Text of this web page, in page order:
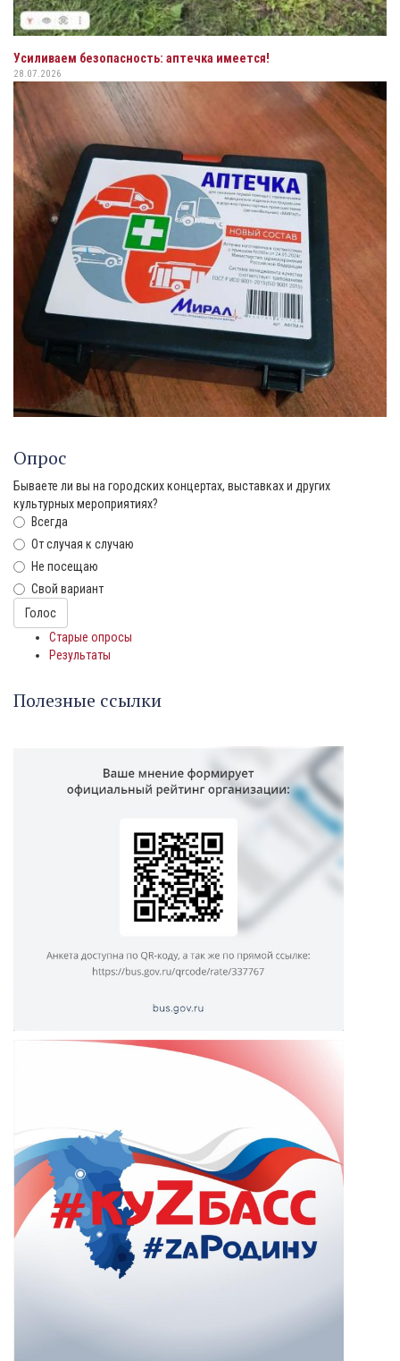
Усиливаем безопасность: аптечка имеется!
28.07.2026
Опрос
Бываете ли вы на городских концертах, выставках и других
культурных мероприятиях?
Всегда
От случая к случаю
Не посещаю
Свой вариант
Варианты
Голос
Старые опросы
Результаты
Полезные ссылки